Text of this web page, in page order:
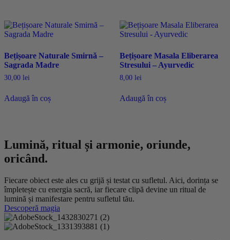
Bețișoare Naturale Smirnă –
Sagrada Madre
30,00 lei
Adaugă în coș
Bețișoare Masala Eliberarea
Stresului – Ayurvedic
8,00 lei
Adaugă în coș
Lumină, ritual și armonie, oriunde,
oricând.
Fiecare obiect este ales cu grijă și testat cu sufletul. Aici, dorința se
împletește cu energia sacră, iar fiecare clipă devine un ritual de
lumină și manifestare pentru sufletul tău.
Descoperă magia